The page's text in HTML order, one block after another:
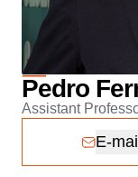
Pedro
Assistant
E-mail